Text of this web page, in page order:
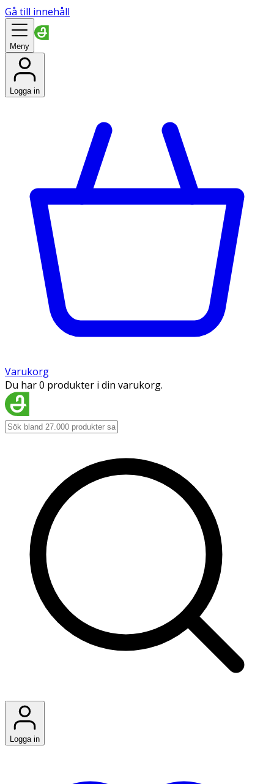
Gå till innehåll
Meny
Logga in
Varukorg
Du har 0 produkter i din varukorg.
Logga in